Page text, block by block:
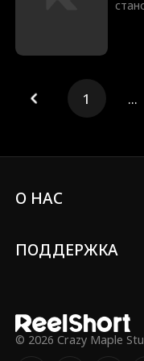
1 ...
О НАС
ПОДДЕРЖКА
© 2026 Crazy Maple